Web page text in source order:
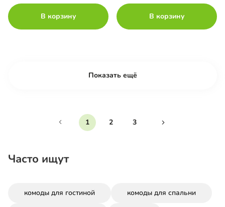
В корзину В корзину
Показать ещё
1 2 3
Часто ищут
комоды для гостиной комоды для спальни